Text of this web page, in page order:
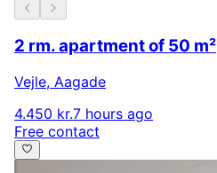
2 rm. apartment of 50 m²
Vejle, Aagade
4.450 kr.7 hours ago
Free contact